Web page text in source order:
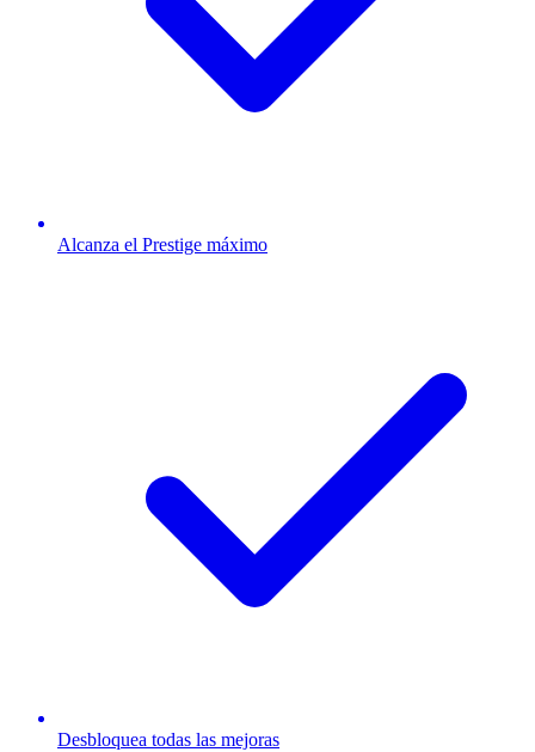
Alcanza el Prestige máximo
Desbloquea todas las mejoras